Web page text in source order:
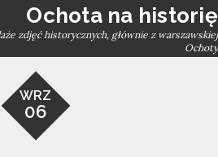
Ochota na historię
zdjęć historycznych, głównie z warszawskiej
Ochoty
WRZ
06